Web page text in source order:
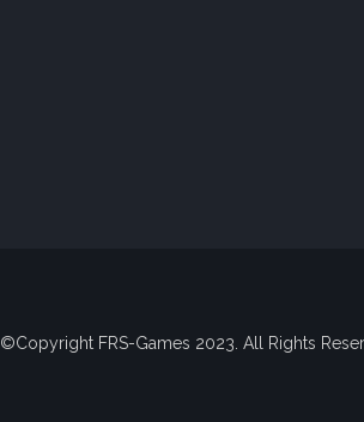
©Copyright FRS-Games 2023. All Rights